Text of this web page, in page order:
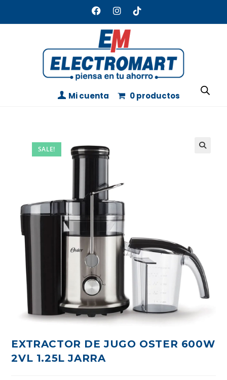
Mi cuenta 0 productos
SALE!
EXTRACTOR DE JUGO OSTER 600W
2VL 1.25L JARRA